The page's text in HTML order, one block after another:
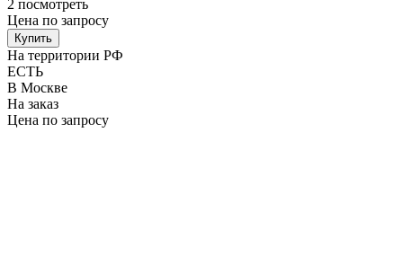
2 посмотреть
Цена по запросу
Купить
На территории РФ
ЕСТЬ
В Москве
На заказ
Цена по запросу